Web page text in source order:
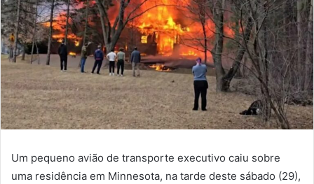
Um pequeno avião de transporte executivo caiu sobre
uma residência em Minnesota, na tarde deste sábado (29),